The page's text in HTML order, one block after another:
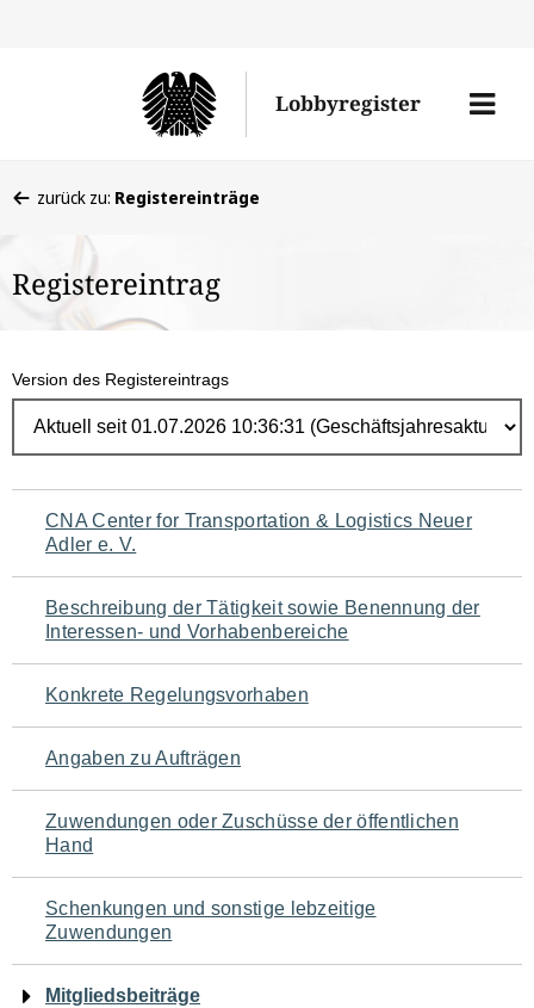
Lobbyregister
Menü
befinden
hier:
zurück zu: Registereinträge
Registereintrag
Version des Registereintrags
Navigation
für
den
Seiteninhalt
CNA Center for Transportation & Logistics Neuer
Adler e. V.
Beschreibung der Tätigkeit sowie Benennung der
Interessen- und Vorhabenbereiche
Konkrete Regelungsvorhaben
Angaben zu Aufträgen
Zuwendungen oder Zuschüsse der öffentlichen
Hand
Schenkungen und sonstige lebzeitige
Zuwendungen
Mitgliedsbeiträge